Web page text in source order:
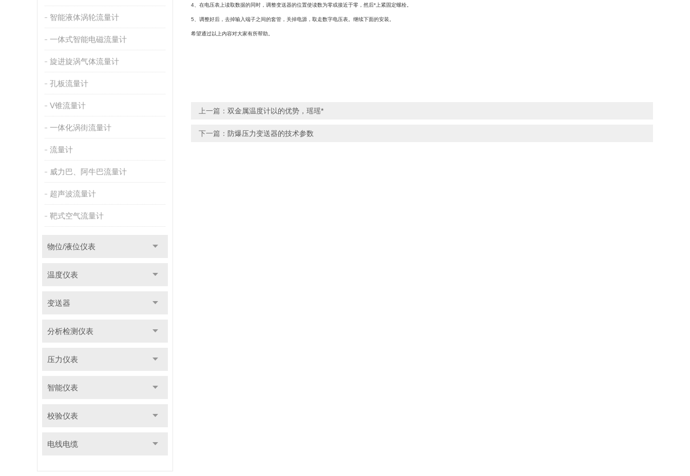
智能液体涡轮流量计
一体式智能电磁流量计
旋进旋涡气体流量计
孔板流量计
V锥流量计
一体化涡街流量计
流量计
威力巴、阿牛巴流量计
超声波流量计
靶式空气流量计
物位/液位仪表
温度仪表
变送器
分析检测仪表
压力仪表
智能仪表
校验仪表
电线电缆
4 、在电压表上读取数据的同时，调整变送器的位置使读数为零或接近于零，然后*上紧固定螺栓。
5 、调整好后，去掉输入端子之间的套管，关掉电源，取走数字电压表。继续下面的安装。
希望通过以上内容对大家有所帮助。
上一篇： 双金属温度计以的优势，瑶瑶*
下一篇： 防爆压力变送器的技术参数